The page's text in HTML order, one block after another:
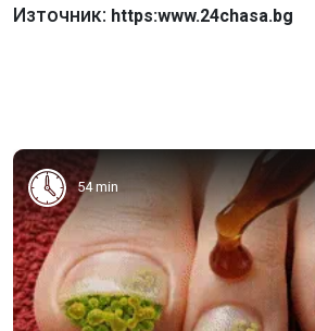
Източник: https:www.24chasa.bg
54 min